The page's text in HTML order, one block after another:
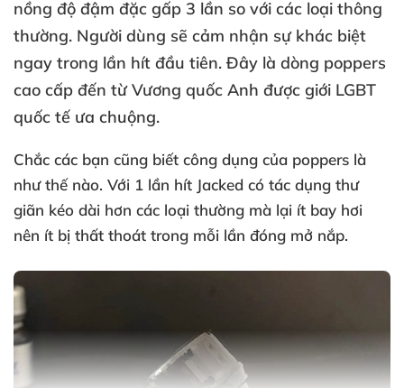
nồng độ đậm đặc gấp 3 lần so với các loại thông
thường. Người dùng sẽ cảm nhận sự khác biệt
ngay trong lần hít đầu tiên. Đây là dòng poppers
cao cấp đến từ Vương quốc Anh được giới LGBT
quốc tế ưa chuộng.
Chắc các bạn cũng biết công dụng của poppers là
như thế nào. Với 1 lần hít Jacked có tác dụng thư
giãn kéo dài hơn các loại thường mà lại ít bay hơi
nên ít bị thất thoát trong mỗi lần đóng mở nắp.